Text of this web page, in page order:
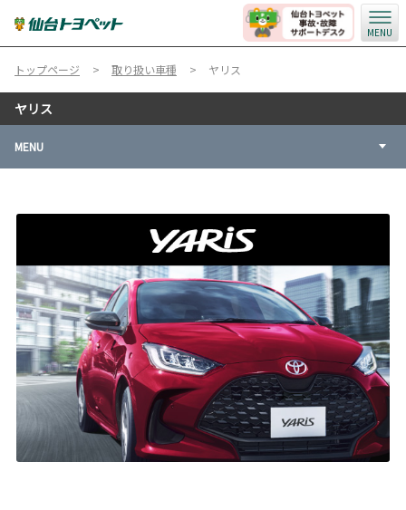
MENU
トップページ 取り扱い車種 ヤリス
ヤリス
MENU